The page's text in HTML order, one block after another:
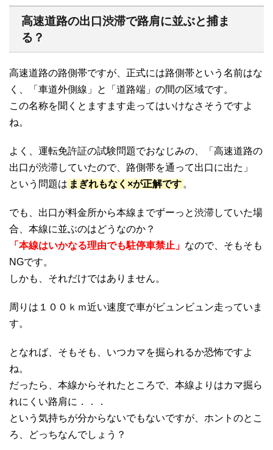
高速道路の出口渋滞で路肩に並ぶと捕ま
る？
高速道路の路側帯ですが、正式には路側帯という名前はな
く、「車道外側線」と「道路端」の間の区域です。
この名称を聞くとますます走ってはいけなさそうですよ
ね。
よく、運転免許証の試験問題でおなじみの、「高速道路の
出口が渋滞していたので、路側帯を通って出口に出た」
という問題は まぎれもなく×が正解です 。
でも、出口が料金所から本線までずーっと渋滞していた場
合、本線に並ぶのはどうなのか？
「本線はいかなる理由でも駐停車禁止」 なので、そもそも
NGです。
しかも、それだけではありません。
周りは１００ｋｍ近い速度で車がビュンビュン走っていま
す。
となれば、そもそも、いつカマを掘られるか恐怖ですよ
ね。
だったら、本線からそれたところで、本線よりはカマ掘ら
れにくい路肩に．．．
という気持ちが分からないでもないですが、ホントのとこ
ろ、どっちなんでしょう？